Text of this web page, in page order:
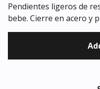
Pendientes ligeros de
bebe. Cierre en acero y